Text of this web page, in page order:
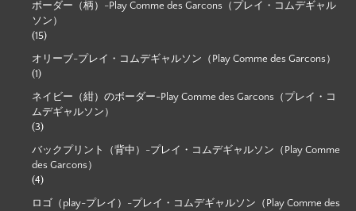
ボーダー（柄）-Play Comme des Garcons（プレイ・コムデギャル
ソン）
(15)
オリーブ-プレイ・コムデギャルソン（Play Comme des Garcons）
(1)
ネイビー（紺）のボーダー-Play Comme des Garcons（プレイ・コ
ムデギャルソン）
(3)
バックプリント（背中）-プレイ・コムデギャルソン（Play Comme
des Garcons）
(4)
ロゴ（play-プレイ）-プレイ・コムデギャルソン（Play Comme des